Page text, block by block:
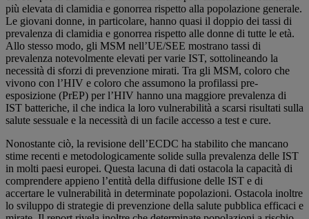
più elevata di clamidia e gonorrea rispetto alla popolazione generale.
Le giovani donne, in particolare, hanno quasi il doppio dei tassi di
prevalenza di clamidia e gonorrea rispetto alle donne di tutte le età.
Allo stesso modo, gli MSM nell’UE/SEE mostrano tassi di
prevalenza notevolmente elevati per varie IST, sottolineando la
necessità di sforzi di prevenzione mirati. Tra gli MSM, coloro che
vivono con l’HIV e coloro che assumono la profilassi pre-
esposizione (PrEP) per l’HIV hanno una maggiore prevalenza di
IST batteriche, il che indica la loro vulnerabilità a scarsi risultati sulla
salute sessuale e la necessità di un facile accesso a test e cure.
Nonostante ciò, la revisione dell’ECDC ha stabilito che mancano
stime recenti e metodologicamente solide sulla prevalenza delle IST
in molti paesi europei. Questa lacuna di dati ostacola la capacità di
comprendere appieno l’entità della diffusione delle IST e di
accertare le vulnerabilità in determinate popolazioni. Ostacola inoltre
lo sviluppo di strategie di prevenzione della salute pubblica efficaci e